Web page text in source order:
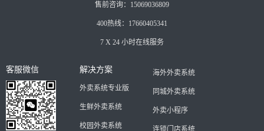
售前咨询：15069036809
400热线：17660405341
7 X 24 小时在线服务
客服微信 解决方案
外卖系统专业版
生鲜外卖系统
校园外卖系统
海外外卖系统
同城外卖系统
外卖小程序
连锁门店系统